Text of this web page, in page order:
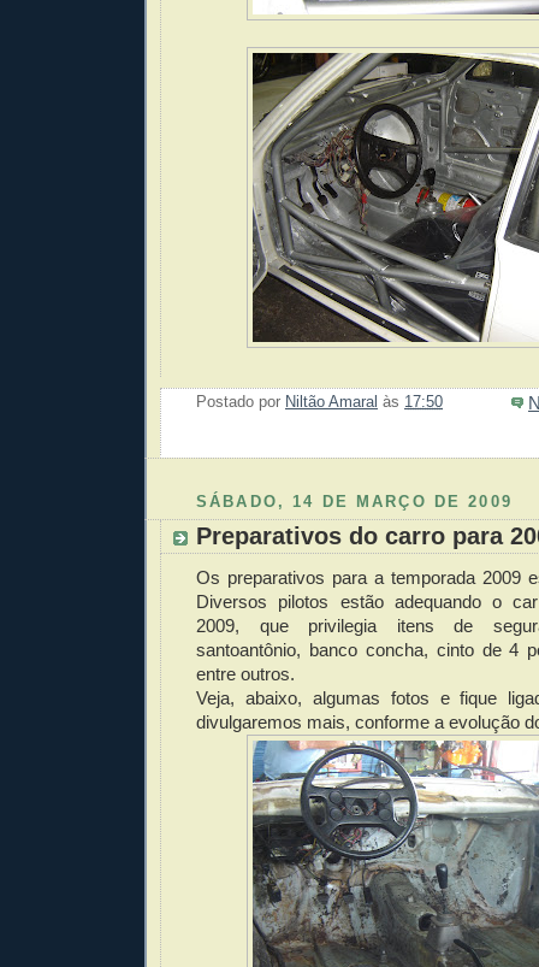
Postado por Niltão Amaral às 17:50
SÁBADO, 14 DE MARÇO DE 2009
Preparativos do carro para
Os preparativos para a temporada 2009
Diversos pilotos estão adequando o
2009, que privilegia itens de
santoantônio, banco concha, cinto de 4
entre outros.
Veja, abaixo, algumas fotos e fique
divulgaremos mais, conforme a evolução